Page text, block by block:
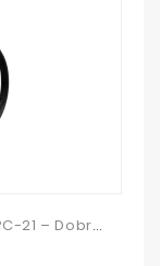
Cadeira De Rodas Manual Em Aço PC-21 – Dobrável E Autopropulsada